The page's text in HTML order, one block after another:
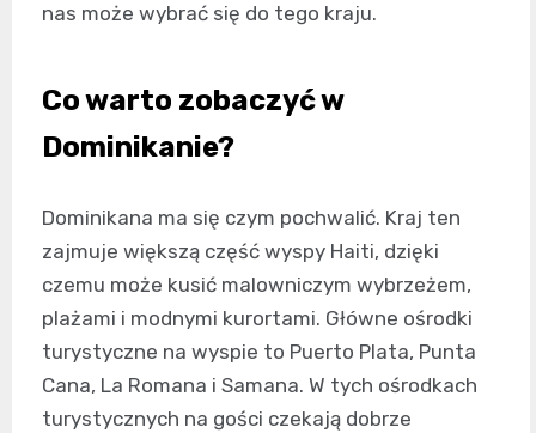
nas może wybrać się do tego kraju.
Co warto zobaczyć w
Dominikanie?
Dominikana ma się czym pochwalić. Kraj ten
zajmuje większą część wyspy Haiti, dzięki
czemu może kusić malowniczym wybrzeżem,
plażami i modnymi kurortami. Główne ośrodki
turystyczne na wyspie to Puerto Plata, Punta
Cana, La Romana i Samana. W tych ośrodkach
turystycznych na gości czekają dobrze